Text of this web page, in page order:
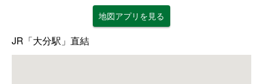
地図アプリを見る
JR「大分駅」直結